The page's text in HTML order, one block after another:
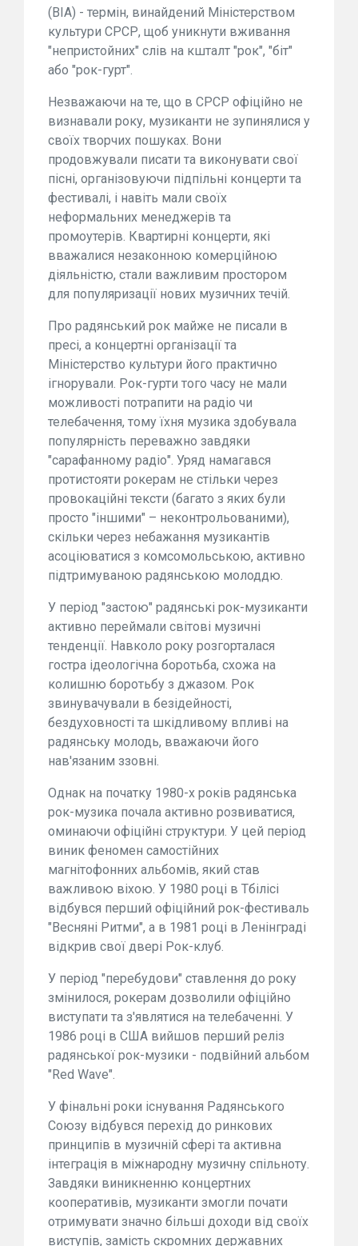
(ВІА) - термін, винайдений Міністерством
культури СРСР, щоб уникнути вживання
"непристойних" слів на кшталт "рок", "біт"
або "рок-гурт".
Незважаючи на те, що в СРСР офіційно не
визнавали року, музиканти не зупинялися у
своїх творчих пошуках. Вони
продовжували писати та виконувати свої
пісні, організовуючи підпільні концерти та
фестивалі, і навіть мали своїх
неформальних менеджерів та
промоутерів. Квартирні концерти, які
вважалися незаконною комерційною
діяльністю, стали важливим простором
для популяризації нових музичних течій.
Про радянський рок майже не писали в
пресі, а концертні організації та
Міністерство культури його практично
ігнорували. Рок-гурти того часу не мали
можливості потрапити на радіо чи
телебачення, тому їхня музика здобувала
популярність переважно завдяки
"сарафанному радіо". Уряд намагався
протистояти рокерам не стільки через
провокаційні тексти (багато з яких були
просто "іншими" – неконтрольованими),
скільки через небажання музикантів
асоціюватися з комсомольською, активно
підтримуваною радянською молоддю.
У період "застою" радянські рок-музиканти
активно переймали світові музичні
тенденції. Навколо року розгорталася
гостра ідеологічна боротьба, схожа на
колишню боротьбу з джазом. Рок
звинувачували в безідейності,
бездуховності та шкідливому впливі на
радянську молодь, вважаючи його
нав'язаним ззовні.
Однак на початку 1980-х років радянська
рок-музика почала активно розвиватися,
оминаючи офіційні структури. У цей період
виник феномен самостійних
магнітофонних альбомів, який став
важливою віхою. У 1980 році в Тбілісі
відбувся перший офіційний рок-фестиваль
"Весняні Ритми", а в 1981 році в Ленінграді
відкрив свої двері Рок-клуб.
У період "перебудови" ставлення до року
змінилося, рокерам дозволили офіційно
виступати та з'являтися на телебаченні. У
1986 році в США вийшов перший реліз
радянської рок-музики - подвійний альбом
"Red Wave".
У фінальні роки існування Радянського
Союзу відбувся перехід до ринкових
принципів в музичній сфері та активна
інтеграція в міжнародну музичну спільноту.
Завдяки виникненню концертних
кооперативів, музиканти змогли почати
отримувати значно більші доходи від своїх
виступів, замість скромних державних